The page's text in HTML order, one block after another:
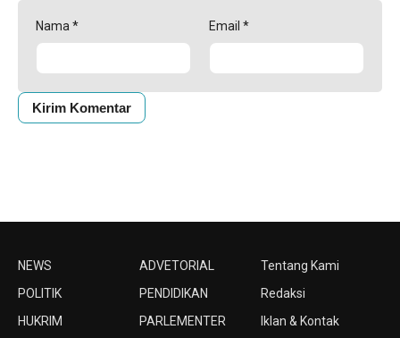
Nama * Email *
NEWS
POLITIK
HUKRIM
ADVETORIAL
PENDIDIKAN
PARLEMENTER
Tentang Kami
Redaksi
Iklan & Kontak